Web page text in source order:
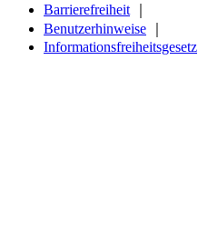
Barrierefreiheit
Benutzerhinweise
Informationsfreiheitsgesetz